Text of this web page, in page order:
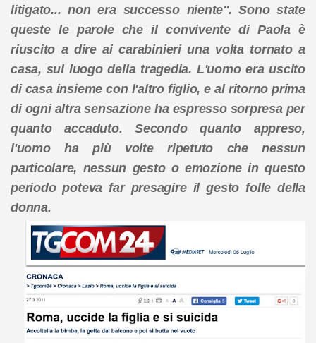
litigato... non era successo niente''. Sono state
queste le parole che il convivente di Paola è
riuscito a dire ai carabinieri una volta tornato a
casa, sul luogo della tragedia. L'uomo era uscito
di casa insieme con l'altro figlio, e al ritorno prima
di ogni altra sensazione ha espresso sorpresa per
quanto accaduto. Secondo quanto appreso,
l'uomo ha più volte ripetuto che nessun
particolare, nessun gesto o emozione in questo
periodo poteva far presagire il gesto folle della
donna.